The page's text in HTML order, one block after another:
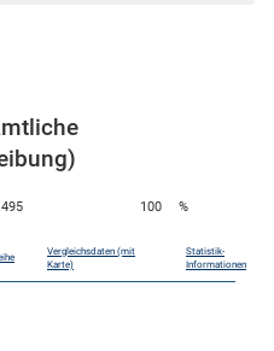
495 100 %
Vergleichsdaten (mit
Karte)
Statistik-
Informationen